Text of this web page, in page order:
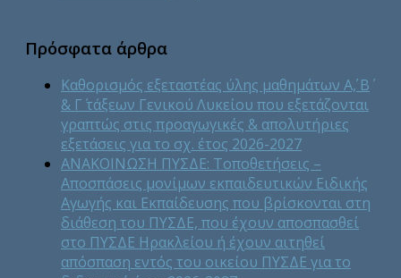
Πρόσφατα άρθρα
Καθορισμός εξεταστέας ύλης μαθημάτων Α΄, Β΄
& Γ΄ τάξεων Γενικού Λυκείου που εξετάζονται
γραπτώς στις προαγωγικές & απολυτήριες
εξετάσεις για το σχ. έτος 2026-2027
ΑΝΑΚΟΙΝΩΣΗ ΠΥΣΔΕ: Τοποθετήσεις –
Αποσπάσεις μονίμων εκπαιδευτικών Ειδικής
Αγωγής και Εκπαίδευσης που βρίσκονται στη
διάθεση του ΠΥΣΔΕ, που έχουν αποσπασθεί
στο ΠΥΣΔΕ Ηρακλείου ή έχουν αιτηθεί
απόσπαση εντός του οικείου ΠΥΣΔΕ για το